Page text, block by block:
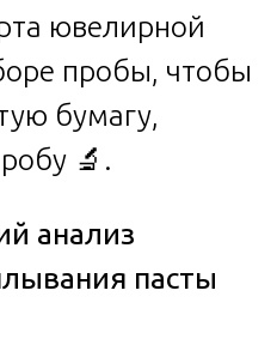
ювелирной
пробы, чтобы
бумагу,
🔬.
анализ
пасты